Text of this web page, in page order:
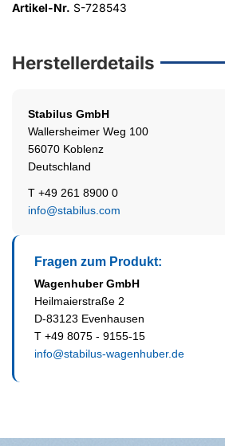
Artikel-Nr. S-728543
Herstellerdetails
Stabilus GmbH
Wallersheimer Weg 100
56070 Koblenz
Deutschland
T +49 261 8900 0
info@stabilus.com
Fragen zum Produkt:
Wagenhuber GmbH
Heilmaierstraße 2
D-83123 Evenhausen
T +49 8075 - 9155-15
info@stabilus-wagenhuber.de